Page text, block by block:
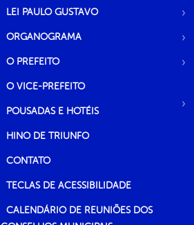
LEI PAULO GUSTAVO
ORGANOGRAMA
O PREFEITO
O VICE-PREFEITO
POUSADAS E HOTÉIS
HINO DE TRIUNFO
CONTATO
TECLAS DE ACESSIBILIDADE
CALENDÁRIO DE REUNIÕES DOS